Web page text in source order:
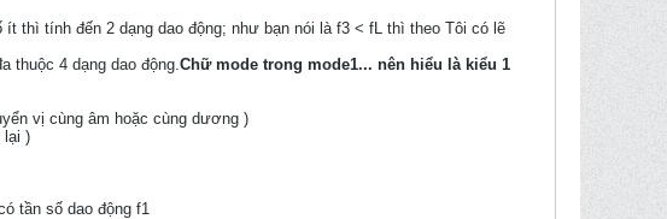
thì tính đến 2 dạng dao động; như bạn nói là f3 < fL thì theo Tôi có lẽ
thuộc 4 dạng dao động.Chữ mode trong mode1... nên hiểu là kiểu 1
vị cùng âm hoặc cùng dương )
lại )
tần số dao động f1